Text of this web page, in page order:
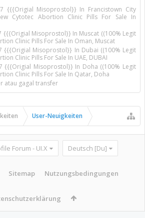
{{{Origial Misoprostol}} In Francistown City
Cytotec Abortion Clinic Pills For Sale In
{{{Origial Misoprostol}} In Muscat ((100% Legit
Clinic Pills For Sale In Oman, Muscat
{{{Origial Misoprostol}} In Dubai ((100% Legit
Clinic Pills For Sale In UAE, DUBAI
{{{Origial Misoprostol}} In Doha ((100% Legit
Clinic Pills For Sale In Qatar, Doha
atau gagal transfer
User-Neuigkeiten
Forum - UI.X Deutsch [Du]
Sitemap Nutzungsbedingungen